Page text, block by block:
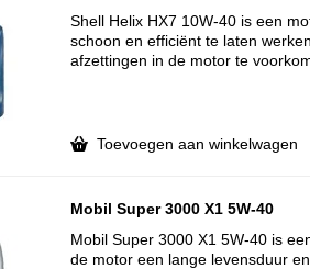
Shell Helix HX7 10W-40 is een
schoon en efficiënt te laten
afzettingen in de motor te
Toevoegen aan winkelwagen
Mobil Super 3000 X1 5W-40
Mobil Super 3000 X1 5W-40 is
de motor een lange levensduur